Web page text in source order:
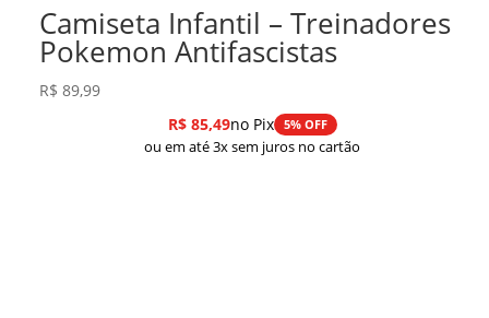
Camiseta Infantil – Treinadores
Pokemon Antifascistas
R$ 89,99
R$85,49no Pix 5% OFF
ou em até 3x sem juros no cartão